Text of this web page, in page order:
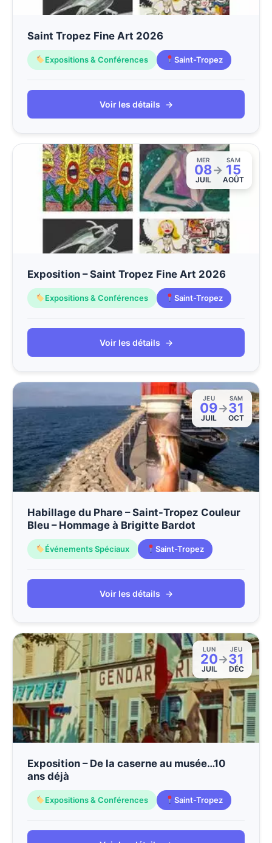
Saint Tropez Fine Art 2026
Expositions & Conférences Saint-Tropez
Voir les détails →
MER
08
JUIL
→
SAM
15
AOÛT
Exposition – Saint Tropez Fine Art 2026
Expositions & Conférences Saint-Tropez
Voir les détails →
JEU
09
JUIL
→
SAM
31
OCT
Habillage du Phare – Saint-Tropez Couleur
Bleu – Hommage à Brigitte Bardot
Événements Spéciaux Saint-Tropez
Voir les détails →
LUN
20
JUIL
→
JEU
31
DÉC
Exposition – De la caserne au musée…10
ans déjà
Expositions & Conférences Saint-Tropez